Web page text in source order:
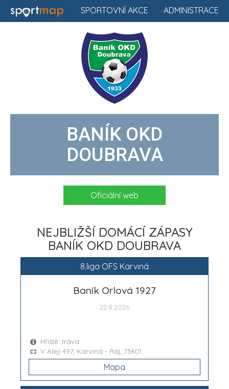
ADMINISTRACE
SPORTOVNÍ AKCE
BANÍK OKD
DOUBRAVA
Oficiální web
NEJBLIŽŠÍ DOMÁCÍ ZÁPASY
BANÍK OKD DOUBRAVA
8.liga OFS Karviná
Baník Orlová 1927
22.8.2026
Hřiště: tráva
V Aleji 497, Karviná - Ráj, 73401
Mapa